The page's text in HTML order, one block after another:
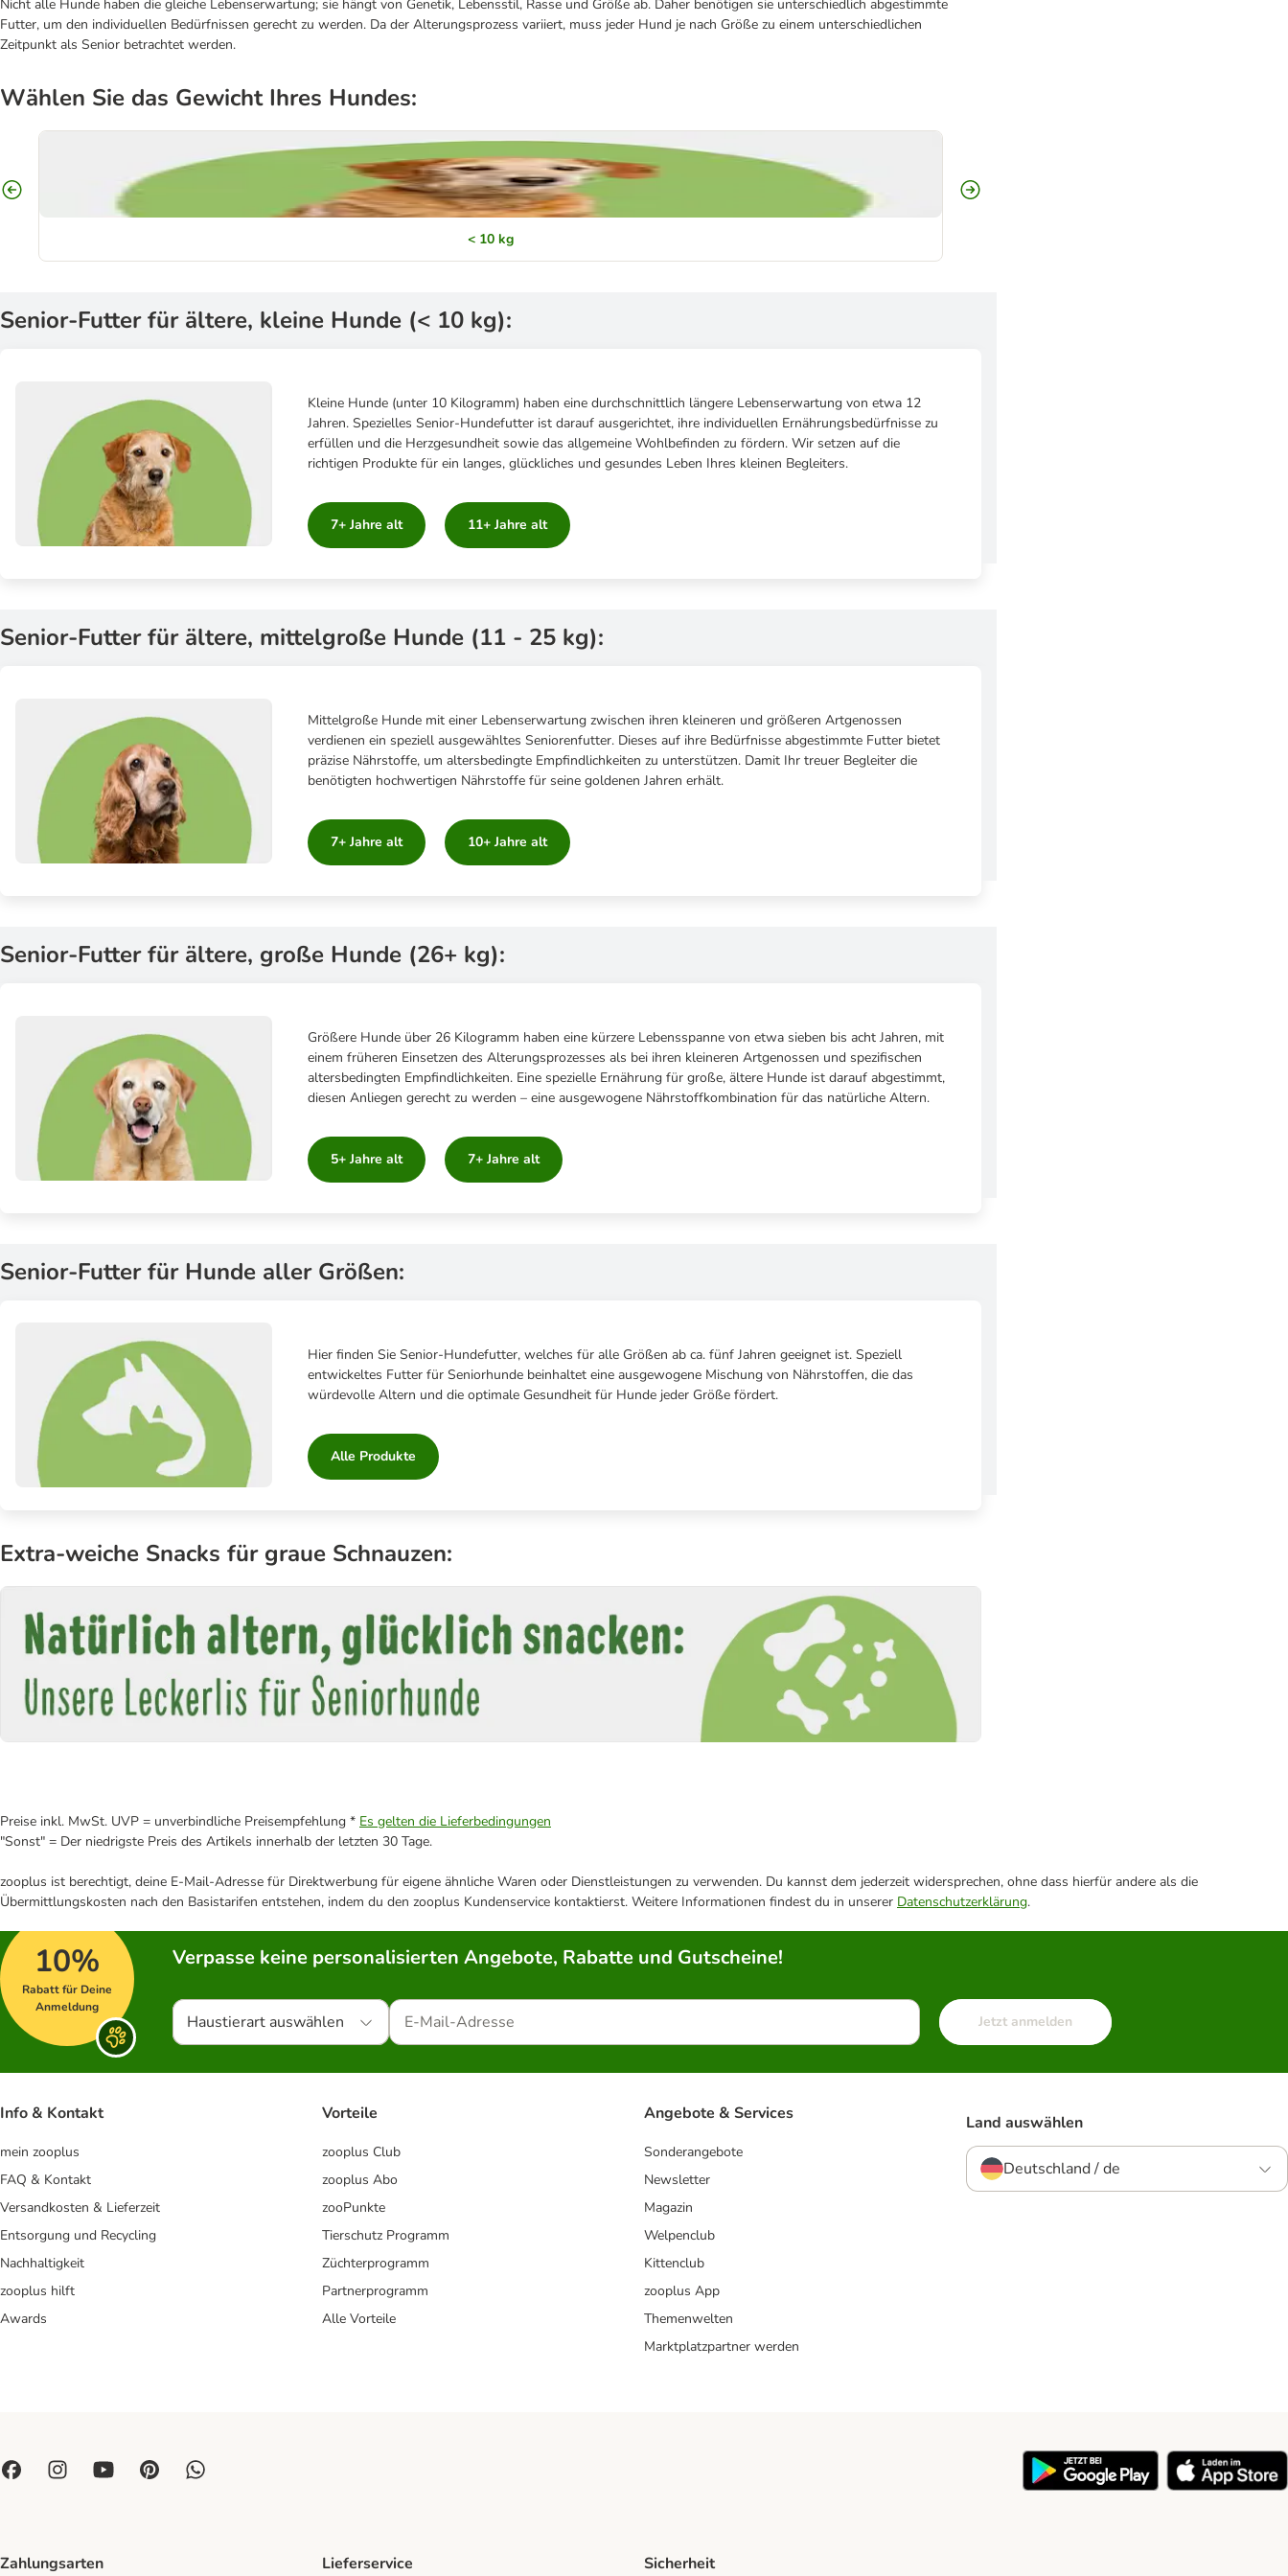
Nicht alle Hunde haben die gleiche Lebenserwartung; sie hängt von Genetik, Lebensstil, Rasse und Größe ab. Daher benötigen sie unterschiedlich abgestimmte
Futter, um den individuellen Bedürfnissen gerecht zu werden. Da der Alterungsprozess variiert, muss jeder Hund je nach Größe zu einem unterschiedlichen
Zeitpunkt als Senior betrachtet werden.
Wählen Sie das Gewicht Ihres Hundes:
< 10 kg
Senior-Futter für ältere, kleine Hunde (< 10 kg):
Kleine Hunde (unter 10 Kilogramm) haben eine durchschnittlich längere Lebenserwartung von etwa 12
Jahren. Spezielles Senior-Hundefutter ist darauf ausgerichtet, ihre individuellen Ernährungsbedürfnisse zu
erfüllen und die Herzgesundheit sowie das allgemeine Wohlbefinden zu fördern. Wir setzen auf die
richtigen Produkte für ein langes, glückliches und gesundes Leben Ihres kleinen Begleiters.
7+ Jahre alt 11+ Jahre alt
Senior-Futter für ältere, mittelgroße Hunde (11 - 25 kg):
Mittelgroße Hunde mit einer Lebenserwartung zwischen ihren kleineren und größeren Artgenossen
verdienen ein speziell ausgewähltes Seniorenfutter. Dieses auf ihre Bedürfnisse abgestimmte Futter bietet
präzise Nährstoffe, um altersbedingte Empfindlichkeiten zu unterstützen. Damit Ihr treuer Begleiter die
benötigten hochwertigen Nährstoffe für seine goldenen Jahren erhält.
7+ Jahre alt 10+ Jahre alt
Senior-Futter für ältere, große Hunde (26+ kg):
Größere Hunde über 26 Kilogramm haben eine kürzere Lebensspanne von etwa sieben bis acht Jahren, mit
einem früheren Einsetzen des Alterungsprozesses als bei ihren kleineren Artgenossen und spezifischen
altersbedingten Empfindlichkeiten. Eine spezielle Ernährung für große, ältere Hunde ist darauf abgestimmt,
diesen Anliegen gerecht zu werden – eine ausgewogene Nährstoffkombination für das natürliche Altern.
5+ Jahre alt 7+ Jahre alt
Senior-Futter für Hunde aller Größen:
Hier finden Sie Senior-Hundefutter, welches für alle Größen ab ca. fünf Jahren geeignet ist. Speziell
entwickeltes Futter für Seniorhunde beinhaltet eine ausgewogene Mischung von Nährstoffen, die das
würdevolle Altern und die optimale Gesundheit für Hunde jeder Größe fördert.
Alle Produkte
Extra-weiche Snacks für graue Schnauzen:
Preise inkl. MwSt. UVP = unverbindliche Preisempfehlung * Es gelten die Lieferbedingungen
"Sonst" = Der niedrigste Preis des Artikels innerhalb der letzten 30 Tage.
zooplus ist berechtigt, deine E-Mail-Adresse für Direktwerbung für eigene ähnliche Waren oder Dienstleistungen zu verwenden. Du kannst dem jederzeit widersprechen, ohne dass hierfür andere als die
Übermittlungskosten nach den Basistarifen entstehen, indem du den zooplus Kundenservice kontaktierst. Weitere Informationen findest du in unserer Datenschutzerklärung.
10%
Rabatt für Deine
Anmeldung
Verpasse keine personalisierten Angebote, Rabatte und Gutscheine!
Haustierart auswählen Jetzt anmelden
Info & Kontakt
mein zooplus
FAQ & Kontakt
Versandkosten & Lieferzeit
Entsorgung und Recycling
Nachhaltigkeit
zooplus hilft
Awards
Vorteile
zooplus Club
zooplus Abo
zooPunkte
Tierschutz Programm
Züchterprogramm
Partnerprogramm
Alle Vorteile
Angebote & Services
Sonderangebote
Newsletter
Magazin
Welpenclub
Kittenclub
zooplus App
Themenwelten
Marktplatzpartner werden
Land auswählen
Deutschland / de
Zahlungsarten Lieferservice Sicherheit